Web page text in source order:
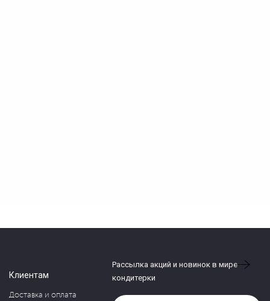
Клиентам
Доставка и оплата
Рассылка акций и новинок в мире
кондитерки